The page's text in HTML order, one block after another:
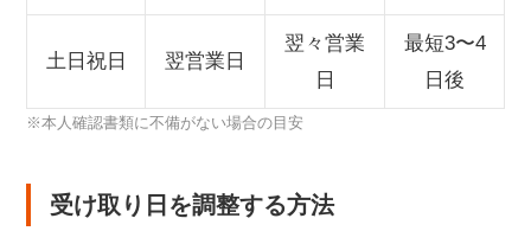
土日祝日 翌営業日
翌々営業
日
最短3〜4
日後
※本人確認書類に不備がない場合の目安
受け取り日を調整する方法